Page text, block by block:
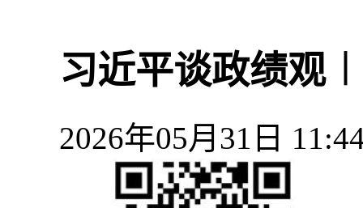
习近平谈政绩观
2026年05月31日